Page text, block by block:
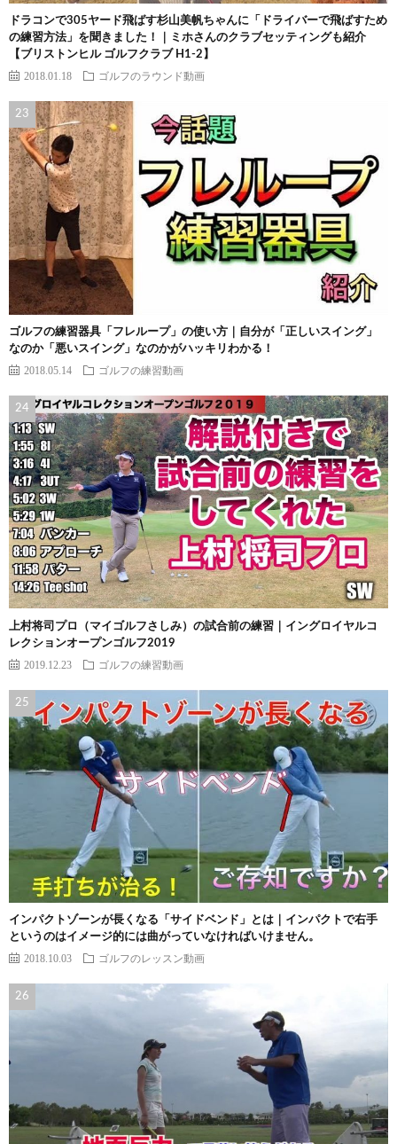
ドラコンで305ヤード飛ばす杉山美帆ちゃんに「ドライバーで飛ばすため
の練習方法」を聞きました！｜ミホさんのクラブセッティングも紹介
【ブリストンヒル ゴルフクラブ H1-2】
2018.01.18 ゴルフのラウンド動画
ゴルフの練習器具「フレループ」の使い方｜自分が「正しいスイング」
なのか「悪いスイング」なのかがハッキリわかる！
2018.05.14 ゴルフの練習動画
上村将司プロ（マイゴルフさしみ）の試合前の練習｜イングロイヤルコ
レクションオープンゴルフ2019
2019.12.23 ゴルフの練習動画
インパクトゾーンが長くなる「サイドベンド」とは｜インパクトで右手
というのはイメージ的には曲がっていなければいけません。
2018.10.03 ゴルフのレッスン動画